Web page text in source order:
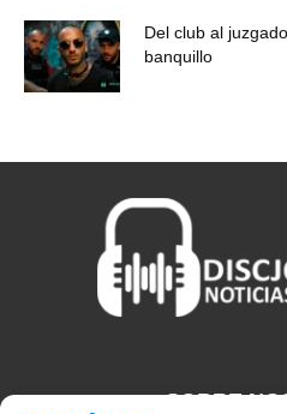
Del club al
banquillo
SOBRE